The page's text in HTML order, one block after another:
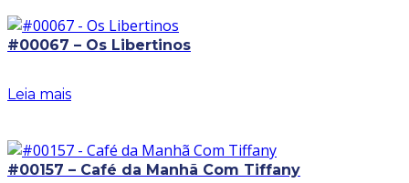
#00067 – Os Libertinos
Leia mais
#00157 – Café da Manhã Com Tiffany